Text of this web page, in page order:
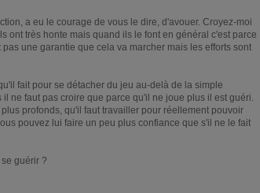
a eu le courage de vous le dire, d'avouer. Croyez-moi
ont très honte mais quand ils le font en général c'est parce
une garantie que cela va marcher mais les efforts sont
fait pour se détacher du jeu au-delà de la simple
ne faut pas croire que parce qu'il ne joue plus il est guéri.
profonds, qu'il faut travailler pour réellement pouvoir
pouvez lui faire un peu plus confiance que s'il ne le fait
guérir ?